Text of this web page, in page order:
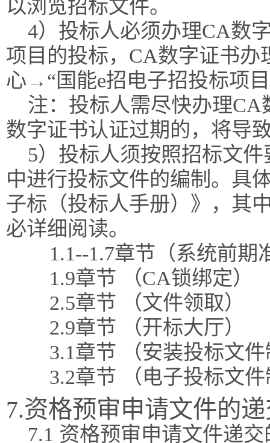
以浏览招标文件。
4）投标人必须办理CA数
项目的投标，CA数字证书
心→“国能e招电子招投标项
注：投标人需尽快办理
数字证书认证过期的，将导
5）投标人须按照招标文
中进行投标文件的编制。具
子标（投标人手册）》，其
必详细阅读。
1.1--1.7章节（系统前期
1.9章节 （CA锁绑定）
2.5章节 （文件领取）
2.9章节 （开标大厅）
3.1章节 （安装投标文
3.2章节 （电子投标文
7.资格预审申请文件的
7.1 资格预审申请文件递